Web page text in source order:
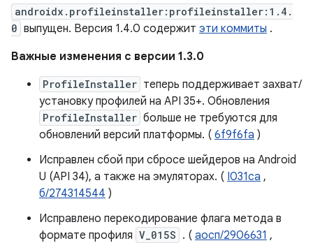
androidx.profileinstaller:profileinstaller:1.4.
0 выпущен. Версия 1.4.0 содержит эти коммиты .
Важные изменения с версии 1.3.0
ProfileInstaller теперь поддерживает захват/
установку профилей на API 35+. Обновления
ProfileInstaller больше не требуются для
обновлений версий платформы. ( 6f9f6fa )
Исправлен сбой при сбросе шейдеров на Android
U (API 34), а также на эмуляторах. ( I031ca ,
б/274314544 )
Исправлено перекодирование флага метода в
формате профиля V_015S . ( аосп/2906631 ,